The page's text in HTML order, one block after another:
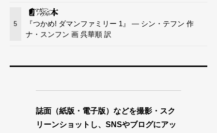
5
『つかめ! ダマンファミリー 1』 — シン・テフン 作
ナ・スンフン 画 呉華順 訳
誌面（紙版・電子版）などを撮影・スク
リーンショットし、SNSやブログにアッ